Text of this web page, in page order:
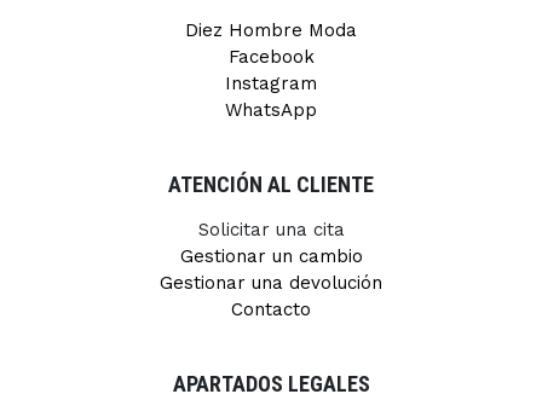
Diez Hombre Moda
Facebook
Instagram
WhatsApp
ATENCIÓN AL CLIENTE
Solicitar una cita
Gestionar un cambio
Gestionar una devolución
Contacto
APARTADOS LEGALES